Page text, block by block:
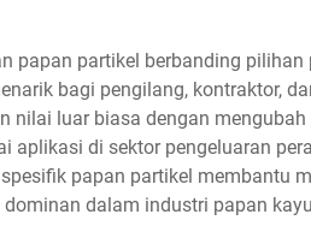
papan partikel berbanding
bagi pengilang, kontraktor,
nilai luar biasa dengan
aplikasi di sektor pengeluaran
papan partikel membantu
dalam industri papan